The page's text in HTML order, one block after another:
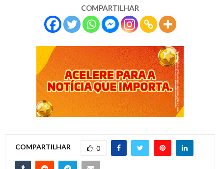
COMPARTILHAR
COMPARTILHAR 0